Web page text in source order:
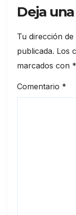
Deja
Tu dirección
publicada. Los
marcados con *
Comentario *